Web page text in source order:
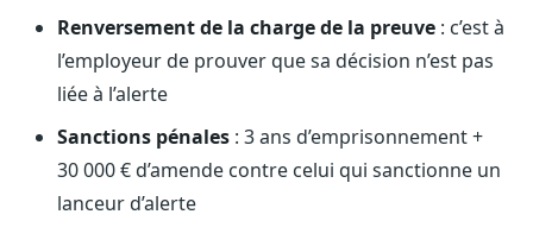
Renversement de la charge de la preuve : c’est à
l’employeur de prouver que sa décision n’est pas
liée à l’alerte
Sanctions pénales : 3 ans d’emprisonnement +
30 000 € d’amende contre celui qui sanctionne un
lanceur d’alerte